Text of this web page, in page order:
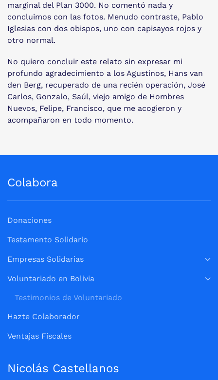
marginal del Plan 3000. No comentó nada y
concluimos con las fotos. Menudo contraste, Pablo
Iglesias con dos obispos, uno con capisayos rojos y
otro normal.
No quiero concluir este relato sin expresar mi
profundo agradecimiento a los Agustinos, Hans van
den Berg, recuperado de una recién operación, José
Carlos, Gonzalo, Saúl, viejo amigo de Hombres
Nuevos, Felipe, Francisco, que me acogieron y
acompañaron en todo momento.
Colabora
Donaciones
Testamento Solidario
Empresas Solidarias
Voluntariado en Bolivia
Testimonios de Voluntariado
Hazte Colaborador
Ventajas Fiscales
Nicolás Castellanos